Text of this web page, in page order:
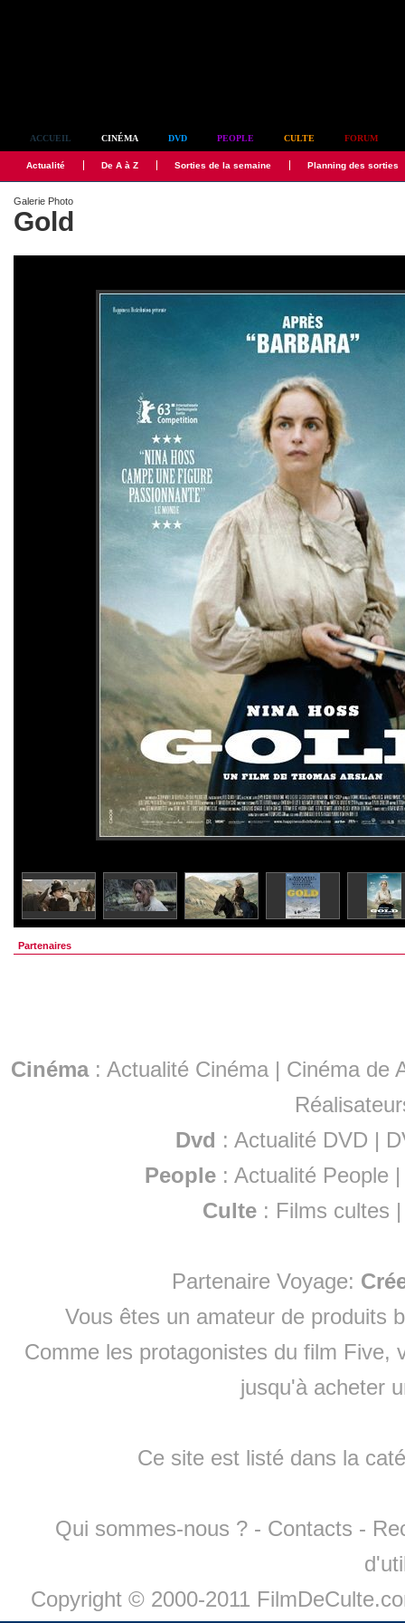
ACCUEIL CINÉMA DVD PEOPLE CULTE FORUM
Actualité De A à Z Sorties de la semaine Planning des sorties
Galerie Photo
Gold
Partenaires
Cinéma: Actualité Cinéma | Cinéma de
Dvd : Actualité DVD |
People :Actualité People
Culte : Films cultes
Partenaire Voyage:
Vous êtes un amateur de produits
Comme les protagonistes du film Five,
jusqu'à acheter
Ce site est listé dans la
Qui sommes-nous ? - Contacts -
Copyright © 2000-2011